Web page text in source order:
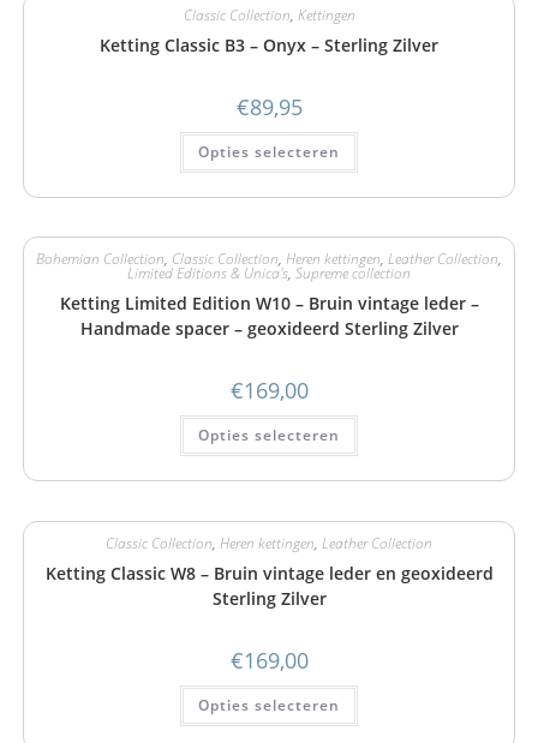
Classic Collection, Kettingen
Ketting Classic B3 – Onyx – Sterling Zilver
€89,95
Opties selecteren
Bohemian Collection, Classic Collection, Heren kettingen, Leather Collection,
Limited Editions & Unica's, Supreme collection
Ketting Limited Edition W10 – Bruin vintage leder –
Handmade spacer – geoxideerd Sterling Zilver
€169,00
Opties selecteren
Classic Collection, Heren kettingen, Leather Collection
Ketting Classic W8 – Bruin vintage leder en geoxideerd
Sterling Zilver
€169,00
Opties selecteren